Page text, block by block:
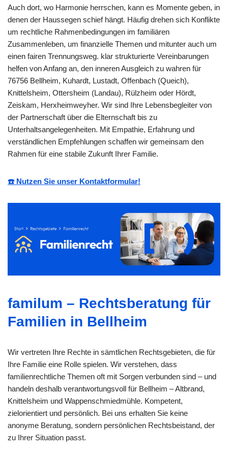
Auch dort, wo Harmonie herrschen, kann es Momente geben, in
denen der Haussegen schief hängt. Häufig drehen sich Konflikte
um rechtliche Rahmenbedingungen im familiären
Zusammenleben, um finanzielle Themen und mitunter auch um
einen fairen Trennungsweg. klar strukturierte Vereinbarungen
helfen von Anfang an, den inneren Ausgleich zu wahren für
76756 Bellheim, Kuhardt, Lustadt, Offenbach (Queich),
Knittelsheim, Ottersheim (Landau), Rülzheim oder Hördt,
Zeiskam, Herxheimweyher. Wir sind Ihre Lebensbegleiter von
der Partnerschaft über die Elternschaft bis zu
Unterhaltsangelegenheiten. Mit Empathie, Erfahrung und
verständlichen Empfehlungen schaffen wir gemeinsam den
Rahmen für eine stabile Zukunft Ihrer Familie.
☎️ Nutzen Sie unser Kontaktformular!
familum – Rechtsberatung für
Familien in Bellheim
Wir vertreten Ihre Rechte in sämtlichen Rechtsgebieten, die für
Ihre Familie eine Rolle spielen. Wir verstehen, dass
familienrechtliche Themen oft mit Sorgen verbunden sind – und
handeln deshalb verantwortungsvoll für Bellheim – Altbrand,
Knittelsheim und Wappenschmiedmühle. Kompetent,
zielorientiert und persönlich. Bei uns erhalten Sie keine
anonyme Beratung, sondern persönlichen Rechtsbeistand, der
zu Ihrer Situation passt.